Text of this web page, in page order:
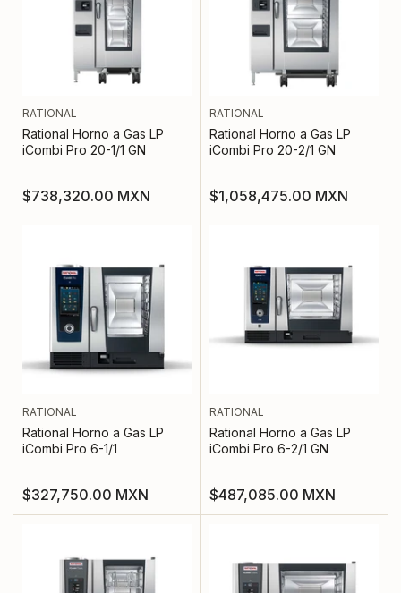
RATIONAL
Rational Horno a Gas LP
iCombi Pro 20-1/1 GN
Precio
regular
$738,320.00 MXN
RATIONAL
Rational Horno a Gas LP
iCombi Pro 20-2/1 GN
Precio
regular
$1,058,475.00 MXN
RATIONAL
Rational Horno a Gas LP
iCombi Pro 6-1/1
Precio
regular
$327,750.00 MXN
RATIONAL
Rational Horno a Gas LP
iCombi Pro 6-2/1 GN
Precio
regular
$487,085.00 MXN